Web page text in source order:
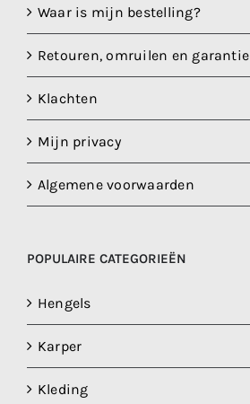
Waar is mijn bestelling?
Retouren, omruilen en garantie
Klachten
Mijn privacy
Algemene voorwaarden
POPULAIRE CATEGORIEËN
Hengels
Karper
Kleding